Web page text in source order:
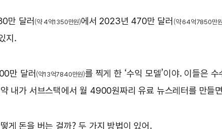
만 달러 (약 4억1350만원)에서 2023년 470만 달러 (약 64억7850만
지.
만 달러 (약13억7840만원)를 찍게 한 ‘수익 모델’이야. 이들은
내가 서브스택에서 월 4900원짜리 유료 뉴스레터를 만들
게 돈을 버는 걸까? 두 가지 방법이 있어.